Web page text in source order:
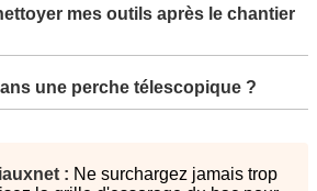
mes outils après le chantier
une perche télescopique ?
: Ne surchargez jamais trop